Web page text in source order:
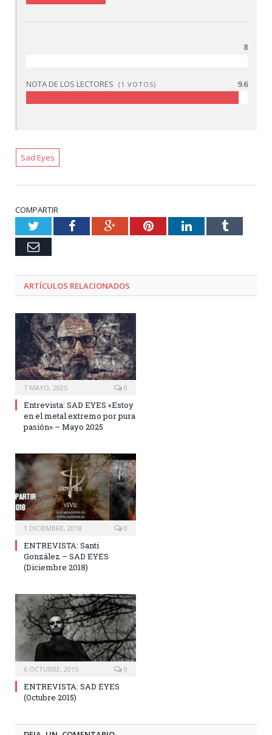
8
NOTA DE LOS LECTORES (1 VOTOS) 9.6
Sad Eyes
COMPARTIR
TwitterFacebookGoogle+PinterestLinkedInTumblr
Email
ARTÍCULOS RELACIONADOS
7 MAYO, 2025 0
Entrevista: SAD EYES «Estoy
en el metal extremo por pura
pasión» – Mayo 2025
1 DICIEMBRE, 2018 0
ENTREVISTA: Santi
González – SAD EYES
(Diciembre 2018)
6 OCTUBRE, 2015 0
ENTREVISTA: SAD EYES
(Octubre 2015)